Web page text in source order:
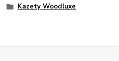
Kazety Woodluxe